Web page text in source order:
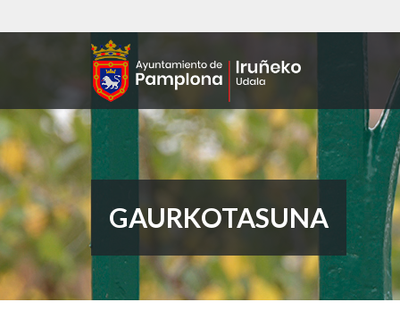
to
GAURKOTASUNA